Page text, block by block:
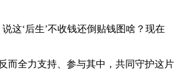
这‘后生’不收钱还倒贴钱图啥？现在
而全力支持、参与其中，共同守护这片